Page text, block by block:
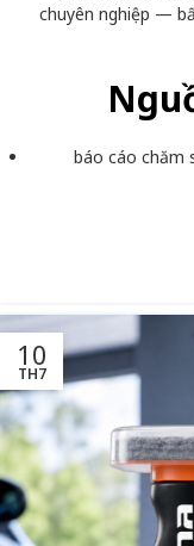
chuyên nghiệp —
báo cáo chăm
10
TH7